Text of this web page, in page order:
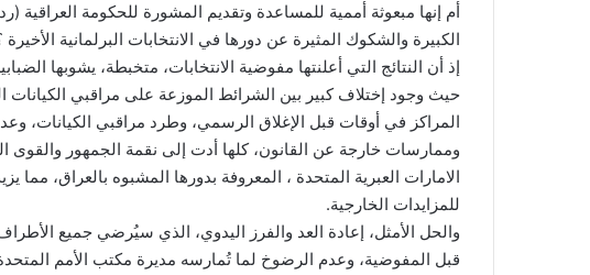
أم إنها مبعوثة أممية للمساعدة وتقديم المشورة للحكومة العراقية
الكبيرة والشكوك المثيرة عن دورها في الانتخابات البرلمانية الأخيرة
إذ أن النتائج التي أعلنتها مفوضية الانتخابات، متخبطة، يشوبها
حيث وجود إختلاف كبير بين الشرائط الموزعة على مراقبي الكيانات
المراكز في أوقات قبل الإغلاق الرسمي، وطرد مراقبي الكيانات،
وممارسات خارجة عن القانون، كلها أدت إلى نقمة الجمهور والقوى
الامارات العبرية المتحدة ، المعروفة بدورها المشبوه بالعراق،
للمزايدات الخارجية.
والحل الأمثل، إعادة العد والفرز اليدوي، الذي سيُرضي جميع
قبل المفوضية، وعدم الرضوخ لما تُمارسه مديرة مكتب الأمم